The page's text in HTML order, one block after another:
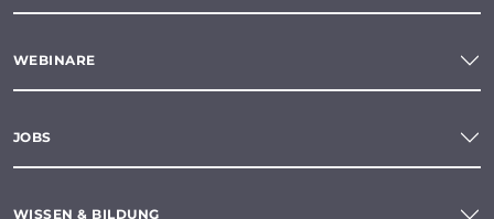
WEBINARE
JOBS
WISSEN & BILDUNG